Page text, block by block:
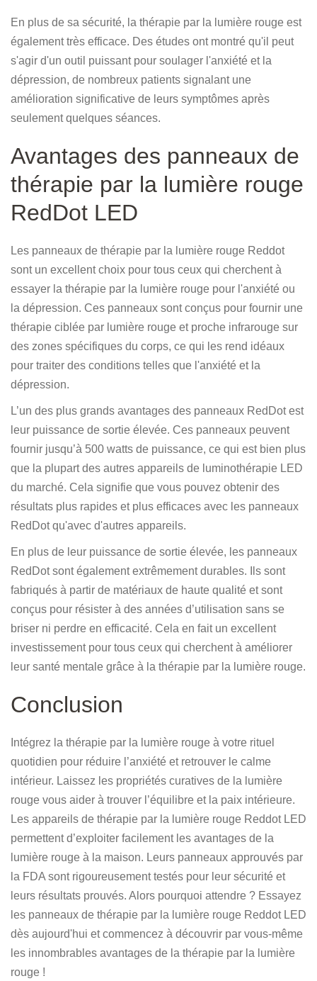
En plus de sa sécurité, la thérapie par la lumière rouge est
également très efficace. Des études ont montré qu'il peut
s'agir d'un outil puissant pour soulager l'anxiété et la
dépression, de nombreux patients signalant une
amélioration significative de leurs symptômes après
seulement quelques séances.
Avantages des panneaux de
thérapie par la lumière rouge
RedDot LED
Les panneaux de thérapie par la lumière rouge Reddot
sont un excellent choix pour tous ceux qui cherchent à
essayer la thérapie par la lumière rouge pour l'anxiété ou
la dépression. Ces panneaux sont conçus pour fournir une
thérapie ciblée par lumière rouge et proche infrarouge sur
des zones spécifiques du corps, ce qui les rend idéaux
pour traiter des conditions telles que l'anxiété et la
dépression.
L’un des plus grands avantages des panneaux RedDot est
leur puissance de sortie élevée. Ces panneaux peuvent
fournir jusqu’à 500 watts de puissance, ce qui est bien plus
que la plupart des autres appareils de luminothérapie LED
du marché. Cela signifie que vous pouvez obtenir des
résultats plus rapides et plus efficaces avec les panneaux
RedDot qu'avec d'autres appareils.
En plus de leur puissance de sortie élevée, les panneaux
RedDot sont également extrêmement durables. Ils sont
fabriqués à partir de matériaux de haute qualité et sont
conçus pour résister à des années d’utilisation sans se
briser ni perdre en efficacité. Cela en fait un excellent
investissement pour tous ceux qui cherchent à améliorer
leur santé mentale grâce à la thérapie par la lumière rouge.
Conclusion
Intégrez la thérapie par la lumière rouge à votre rituel
quotidien pour réduire l’anxiété et retrouver le calme
intérieur. Laissez les propriétés curatives de la lumière
rouge vous aider à trouver l’équilibre et la paix intérieure.
Les appareils de thérapie par la lumière rouge Reddot LED
permettent d’exploiter facilement les avantages de la
lumière rouge à la maison. Leurs panneaux approuvés par
la FDA sont rigoureusement testés pour leur sécurité et
leurs résultats prouvés. Alors pourquoi attendre ? Essayez
les panneaux de thérapie par la lumière rouge Reddot LED
dès aujourd'hui et commencez à découvrir par vous-même
les innombrables avantages de la thérapie par la lumière
rouge !